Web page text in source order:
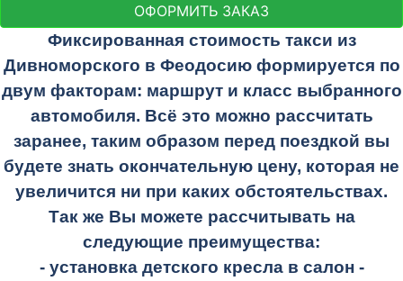
ОФОРМИТЬ ЗАКАЗ
Фиксированная стоимость такси из
Дивноморского в Феодосию формируется по
двум факторам: маршрут и класс выбранного
автомобиля. Всё это можно рассчитать
заранее, таким образом перед поездкой вы
будете знать окончательную цену, которая не
увеличится ни при каких обстоятельствах.
Так же Вы можете рассчитывать на
следующие преимущества:
- установка детского кресла в салон -